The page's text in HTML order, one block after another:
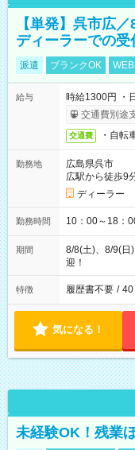
【単発】呉市広
ディーラーでの受
派遣 ブランクOK
給与
時給1300円 ・
交通費別途
交通費 ・自転
勤務地
広島県呉市
広駅から徒歩9
ディーラー
勤務時間 10：00～18：
期間
8/8(土)、8/9(日
迎！
特徴 履歴書不要 / 40
気になる！
未経験OK！残業